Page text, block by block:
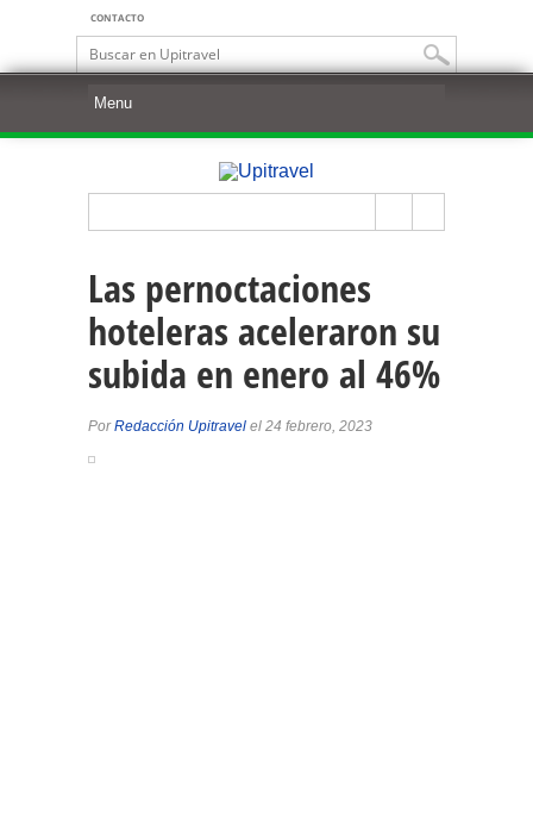
CONTACTO
Las pernoctaciones
hoteleras aceleraron su
subida en enero al 46%
PorRedacción Upitravel el 24 febrero, 2023